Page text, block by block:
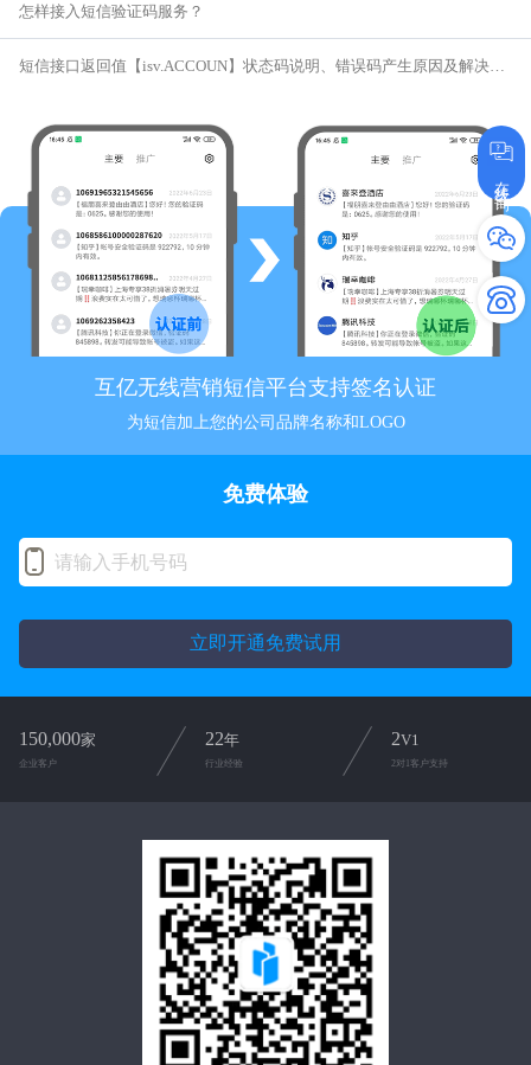
怎样接入短信验证码服务？
互亿无线营销短信平台支持签名认证
为短信加上您的公司品牌名称和LOGO
在线咨询
免费体验
立即开通免费试用
150,000家
企业客户
22年
行业经验
2V1
2对1客户支持